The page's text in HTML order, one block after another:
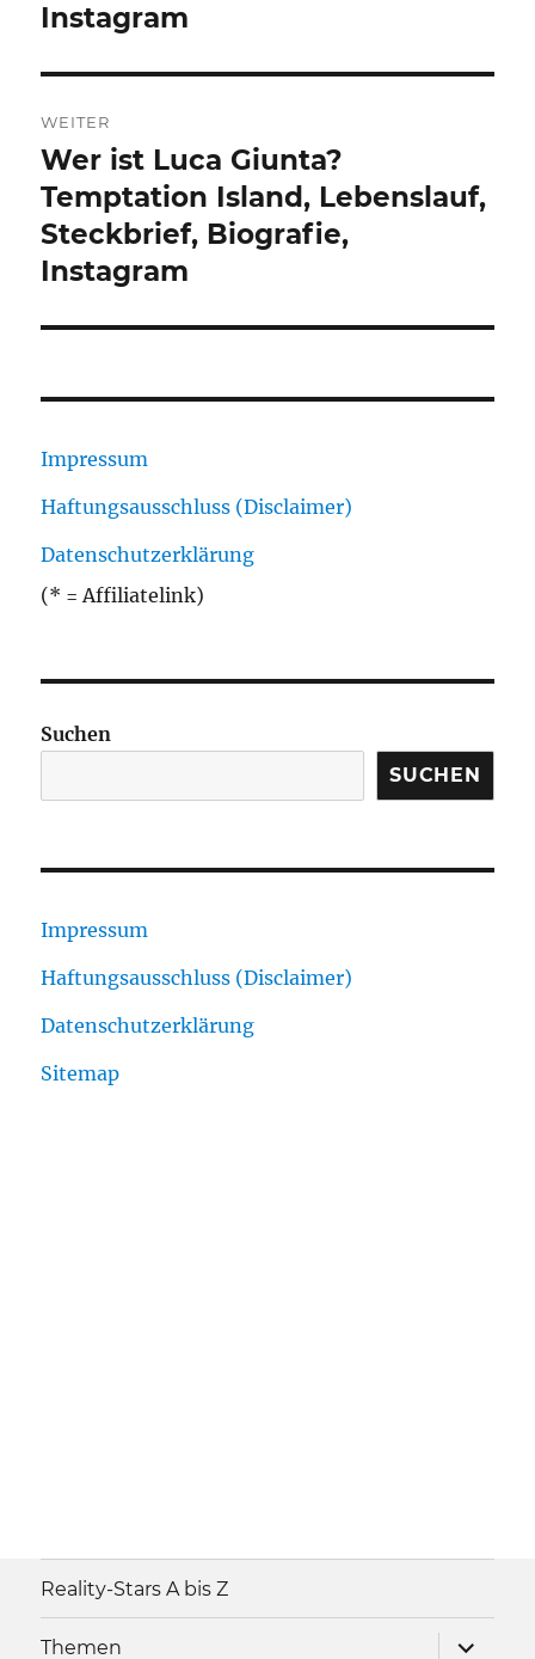
Instagram
WEITER
Nächster
Beitrag:
Wer ist Luca Giunta?
Temptation Island, Lebenslauf,
Steckbrief, Biografie,
Instagram
Impressum
Haftungsausschluss (Disclaimer)
Datenschutzerklärung
(* = Affiliatelink)
Suchen
SUCHEN
Impressum
Haftungsausschluss (Disclaimer)
Datenschutzerklärung
Sitemap
Reality-Stars A bis Z
Themen